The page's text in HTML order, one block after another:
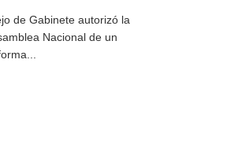
de Gabinete autorizó la
Nacional de un